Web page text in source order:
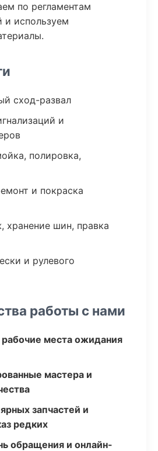
по регламентам
и используем
сход-развал
и
полировка,
и покраска
хранение шин, правка
и рулевого
работы с нами
места ожидания
мастера и
запчастей и
редких
обращения и онлайн-